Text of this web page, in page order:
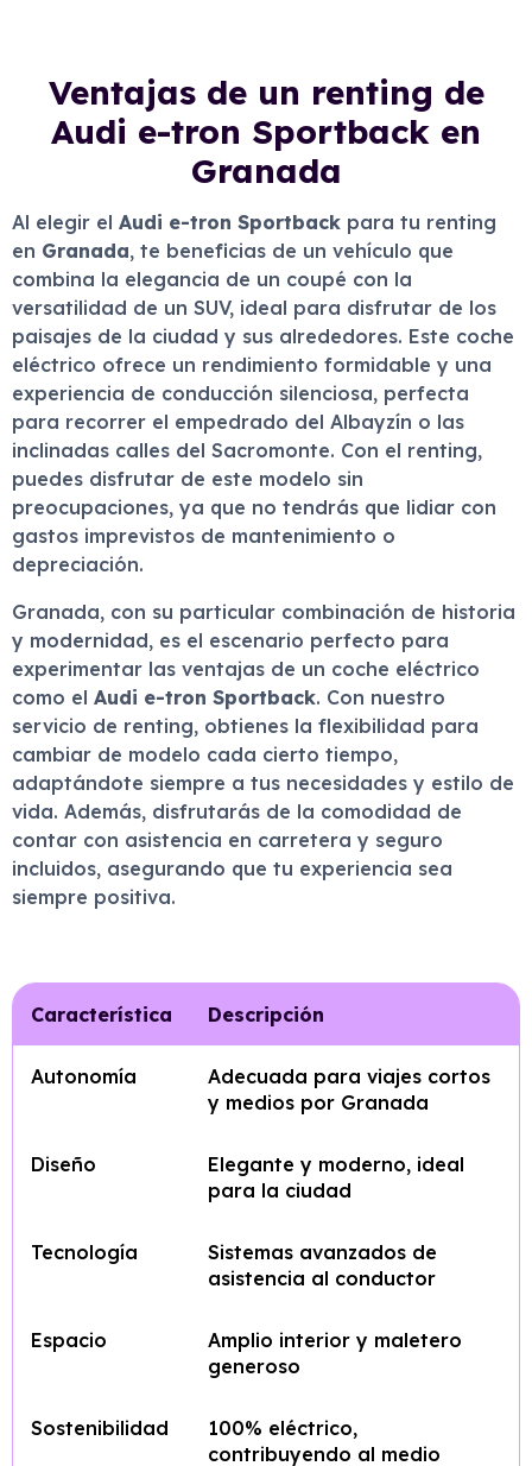
Ventajas de un renting de
Audi e-tron Sportback en
Granada
Al elegir el Audi e-tron Sportback para tu renting
en Granada, te beneficias de un vehículo que
combina la elegancia de un coupé con la
versatilidad de un SUV, ideal para disfrutar de los
paisajes de la ciudad y sus alrededores. Este coche
eléctrico ofrece un rendimiento formidable y una
experiencia de conducción silenciosa, perfecta
para recorrer el empedrado del Albayzín o las
inclinadas calles del Sacromonte. Con el renting,
puedes disfrutar de este modelo sin
preocupaciones, ya que no tendrás que lidiar con
gastos imprevistos de mantenimiento o
depreciación.
Granada, con su particular combinación de historia
y modernidad, es el escenario perfecto para
experimentar las ventajas de un coche eléctrico
como el Audi e-tron Sportback. Con nuestro
servicio de renting, obtienes la flexibilidad para
cambiar de modelo cada cierto tiempo,
adaptándote siempre a tus necesidades y estilo de
vida. Además, disfrutarás de la comodidad de
contar con asistencia en carretera y seguro
incluidos, asegurando que tu experiencia sea
siempre positiva.
Característica Descripción
Autonomía
Adecuada para viajes cortos
y medios por Granada
Diseño
Elegante y moderno, ideal
para la ciudad
Tecnología
Sistemas avanzados de
asistencia al conductor
Espacio
Amplio interior y maletero
generoso
Sostenibilidad
100% eléctrico,
contribuyendo al medio